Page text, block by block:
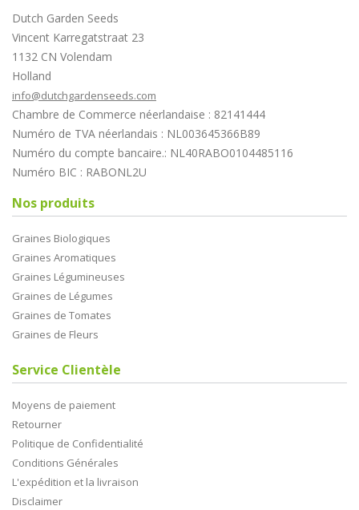
Dutch Garden Seeds
Vincent Karregatstraat 23
1132 CN Volendam
Holland
info@dutchgardenseeds.com
Chambre de Commerce néerlandaise : 82141444
Numéro de TVA néerlandais : NL003645366B89
Numéro du compte bancaire.: NL40RABO0104485116
Numéro BIC : RABONL2U
Nos produits
Graines Biologiques
Graines Aromatiques
Graines Légumineuses
Graines de Légumes
Graines de Tomates
Graines de Fleurs
Service Clientèle
Moyens de paiement
Retourner
Politique de Confidentialité
Conditions Générales
L'expédition et la livraison
Disclaimer